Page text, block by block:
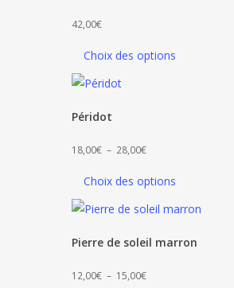
Choix des options
42,00€
Choix des options
Péridot
18,00€ – 28,00€Plage
prix :
18,00€
Pierre de soleil marron
12,00€ – 15,00€Plage